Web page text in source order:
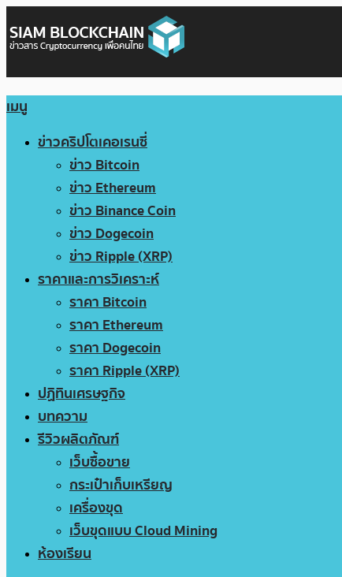
เมนู
ข่าวคริปโตเคอเรนซี่
ข่าว Bitcoin
ข่าว Ethereum
ข่าว Binance Coin
ข่าว Dogecoin
ข่าว Ripple (XRP)
ราคาและการวิเคราะห์
ราคา Bitcoin
ราคา Ethereum
ราคา Dogecoin
ราคา Ripple (XRP)
ปฏิทินเศรษฐกิจ
บทความ
รีวิวผลิตภัณฑ์
เว็บซื้อขาย
กระเป๋าเก็บเหรียญ
เครื่องขุด
เว็บขุดแบบ Cloud Mining
ห้องเรียน